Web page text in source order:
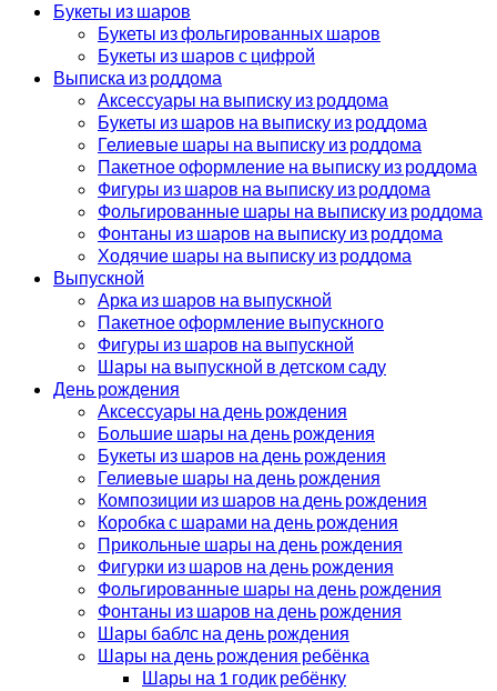
Букеты из шаров
Букеты из фольгированных шаров
Букеты из шаров с цифрой
Выписка из роддома
Аксессуары на выписку из роддома
Букеты из шаров на выписку из роддома
Гелиевые шары на выписку из роддома
Пакетное оформление на выписку из роддома
Фигуры из шаров на выписку из роддома
Фольгированные шары на выписку из роддома
Фонтаны из шаров на выписку из роддома
Ходячие шары на выписку из роддома
Выпускной
Арка из шаров на выпускной
Пакетное оформление выпускного
Фигуры из шаров на выпускной
Шары на выпускной в детском саду
День рождения
Аксессуары на день рождения
Большие шары на день рождения
Букеты из шаров на день рождения
Гелиевые шары на день рождения
Композиции из шаров на день рождения
Коробка с шарами на день рождения
Прикольные шары на день рождения
Фигурки из шаров на день рождения
Фольгированные шары на день рождения
Фонтаны из шаров на день рождения
Шары баблс на день рождения
Шары на день рождения ребёнка
Шары на 1 годик ребёнку